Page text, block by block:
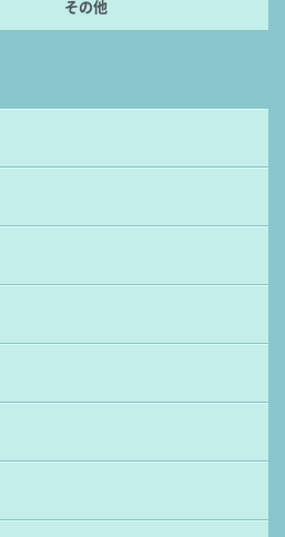
その他